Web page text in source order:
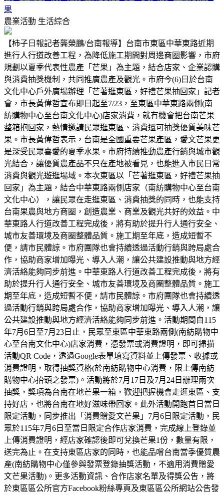
果
農業活動 生活綜合
【柿子日報記者龔榮鵬/台南報導】台南市東區中華東路近期
進行人行道改善工程，為降低施工期間對周邊商圈影響，市府
規劃以夏季代表性農產「芒果」為主題，結合店家、企業認購
與消費抽獎機制，共同推廣農產及觀光。市府今(6)日於台南
文化中心戶外廣場辦理「芒著逛東區，好禮芒果抽回家」記者
會，市長黃偉哲宣布即日起至7/23，至東區中華東路兩側(南
紡購物中心至台南文化中心)店家消費，就有機會把台南芒果
整箱抱回家，熱情邀請民眾逛東區、消費還可抽獎優質美味芒
果。市長黃偉哲表示，台南是全國重要芒果產區，愛文芒果更
是深受民眾喜愛的夏季水果。市府持續推動農產行銷與城市觀
光結合，讓優質農產品不只在產地被看見，也能進入市民日常
消費與觀光遊逛場域。本次東區以「芒著逛東區，好禮芒果抽
回家」為主題，結合中華東路兩側店家（南紡購物中心至台南
文化中心），讓民眾在走逛東區、消費抽獎的同時，也能支持
台南果農與地方商圈，創造農業、商業及觀光共好的效益。中
華東路人行道改善工程完成後，將有助於提升行人通行安全、
城市友善環境及商圈整體品質。施工期至年底，造成短暫不
便，請市民體諒。市府團隊也會持續透過活動行銷與跨局處合
作，協助商家增加曝光、導入人潮，讓公共建設推動與地方經
濟活絡能夠同步前進。中華東路人行道改善工程完成後，將有
助於提升行人通行安全、城市友善環境及商圈整體品質。施工
期至年底，造成短暫不便，請市民體諒。市府團隊也會持續透
過活動行銷與跨局處合作，協助商家增加曝光、導入人潮，讓
公共建設推動與地方經濟活絡能夠同步前進。活動期間自115
年7月6日至7月23日止，民眾至東區中華東路兩側(南紡購物中
心至台南文化中心)店家消費，憑發票或消費證明，即可掃描
活動QR Code，透過Google表單填寫資料並上傳發票、收據或
消費證明，取得抽獎資格(於南紡購物中心消費，限上傳南紡
購物中心抬頭之發票)。活動將於7月17日及7月24日辦理兩次
抽獎，獎項為台南在地芒果一箱，歡迎把握機會走逛東區、支
持好店，也將台南在地好滋味帶回家。此外活動開跑首日當日
限定活動，同步推出「消費贈愛文芒果」7月6日限定活動，民
眾於115年7月6日至當日限定合作店家消費，完成線上登錄並
上傳消費證明，經店家確認後即可兌換芒果1份，數量有限，
送完為止。在支持東區店家的同時，也能品嚐台南當季優質農
產(南紡購物中心僅參與發票登錄抽獎活動，不適用消費贈愛
文芒果活動)。更多活動資訊、合作店家名單及得獎公告，將
於東區區公所官方Facebook粉絲專頁及東區區公所網站公告發